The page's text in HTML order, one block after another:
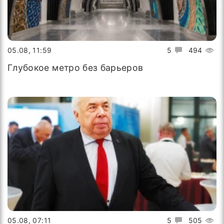
5 494
05.08, 11:59
Глубокое метро без барьеров
5 505
05.08, 07:11